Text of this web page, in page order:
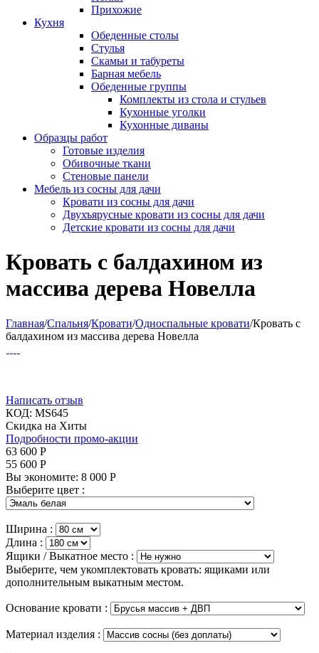
Прихожие
Кухня
Обеденные столы
Стулья
Скамьи и табуреты
Барная мебель
Обеденные группы
Комплекты из стола и стульев
Кухонные уголки
Кухонные диваны
Образцы работ
Готовые изделия
Обивочные ткани
Стеновые панели
Мебель из сосны для дачи
Кровати из сосны для дачи
Двухъярусные кровати из сосны для дачи
Детские кровати из сосны для дачи
Кровать с балдахином из
массива дерева Новелла
Главная/Спальня/Кровати/Односпальные кровати/Кровать с
балдахином из массива дерева Новелла
Написать отзыв
КОД: MS645
Скидка на Хиты
Подробности промо-акции
63 600 Р
55 600 Р
Вы экономите: 8 000 Р
Выберите цвет :
Ширина :
Длина :
Ящики / Выкатное место :
Выберите, чем укомплектовать кровать: ящиками или
дополнительным выкатным местом.
Основание кровати :
Материал изделия :